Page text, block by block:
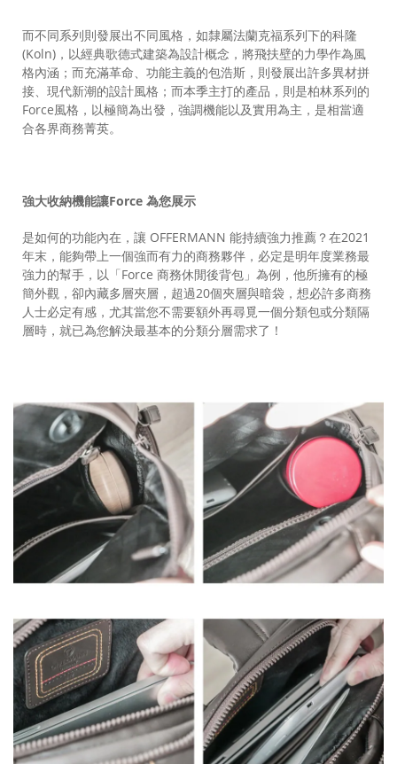
而不同系列則發展出不同風格，如隸屬法蘭克福系列下的科隆
(Koln)，以經典歌德式建築為設計概念，將飛扶壁的力學作為風
格內涵；而充滿革命、功能主義的包浩斯，則發展出許多異材拼
接、現代新潮的設計風格；而本季主打的產品，則是柏林系列的
Force風格，以極簡為出發，強調機能以及實用為主，是相當適
合各界商務菁英。
強大收納機能讓Force 為您展示
是如何的功能內在，讓 OFFERMANN 能持續強力推薦？在2021
年末，能夠帶上一個強而有力的商務夥伴，必定是明年度業務最
強力的幫手，以「Force 商務休閒後背包」為例，他所擁有的極
簡外觀，卻內藏多層夾層，超過20個夾層與暗袋，想必許多商務
人士必定有感，尤其當您不需要額外再尋覓一個分類包或分類隔
層時，就已為您解決最基本的分類分層需求了！